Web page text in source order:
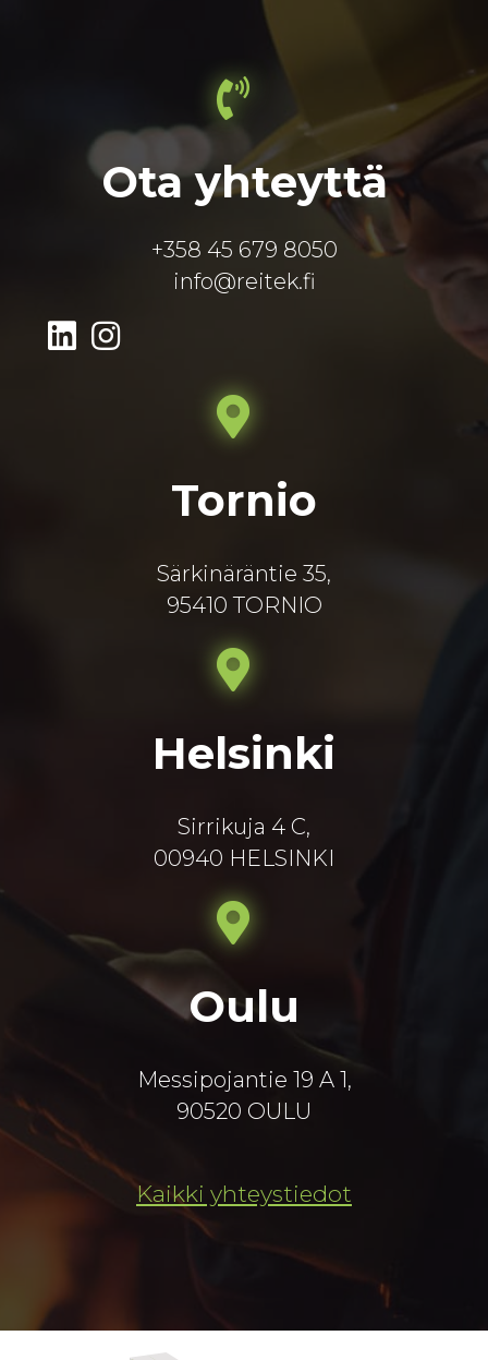
Ota yhteyttä
+358 45 679 8050
info@reitek.fi
Tornio
Särkinäräntie 35,
95410 TORNIO
Helsinki
Sirrikuja 4 C,
00940 HELSINKI
Oulu
Messipojantie 19 A 1,
90520 OULU
Kaikki yhteystiedot